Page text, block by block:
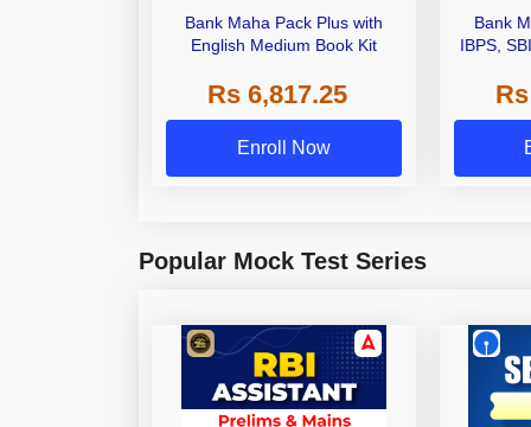
Bank Maha Pack Plus with
English Medium Book Kit
Rs 6,817.25
Enroll Now
Bank
IBPS,
Other
Popular Mock Test Series